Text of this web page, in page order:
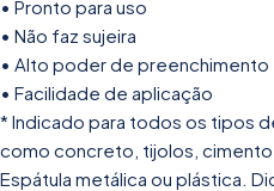
• Pronto para uso
• Não faz sujeira
• Alto poder de preenchimento
• Facilidade de aplicação
* Indicado para todos os tipos
como concreto, tijolos,
Espátula metálica ou plástica.